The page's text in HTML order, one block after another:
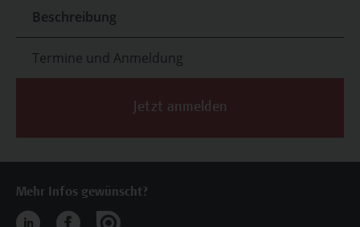
Beschreibung
Termine und Anmeldung
Jetzt anmelden
Mehr Infos gewünscht?